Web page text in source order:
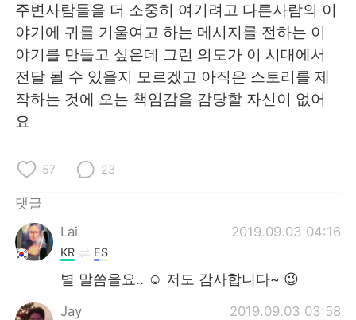
주변사람들을 더 소중히 여기려고 다른사람의 이
야기에 귀를 기울여고 하는 메시지를 전하는 이
야기를 만들고 싶은데 그런 의도가 이 시대에서
전달 될 수 있을지 모르겠고 아직은 스토리를 제
작하는 것에 오는 책임감을 감당할 자신이 없어
요
57 23
댓글
Lai
2019.09.03 04:16
KR ES
별 말씀을요.. ☺️ 저도 감사합니다~ 😉
Jay 2019.09.03 03:58